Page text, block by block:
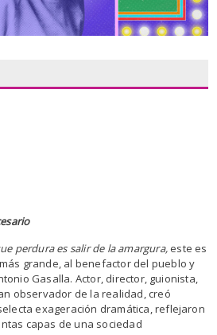
perdura es salir de la amargura,este es
grande, al benefactor del pueblo y
Gasalla. Actor, director, guionista,
observador de la realidad, creó
exageración dramática, reflejaron
capas de una sociedad